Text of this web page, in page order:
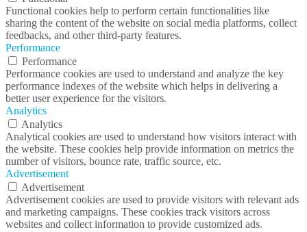
Functional cookies help to perform certain functionalities like
sharing the content of the website on social media platforms, collect
feedbacks, and other third-party features.
Performance
Performance
Performance cookies are used to understand and analyze the key
performance indexes of the website which helps in delivering a
better user experience for the visitors.
Analytics
Analytics
Analytical cookies are used to understand how visitors interact with
the website. These cookies help provide information on metrics the
number of visitors, bounce rate, traffic source, etc.
Advertisement
Advertisement
Advertisement cookies are used to provide visitors with relevant ads
and marketing campaigns. These cookies track visitors across
websites and collect information to provide customized ads.